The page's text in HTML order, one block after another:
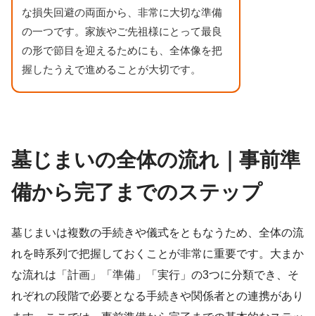
な損失回避の両面から、非常に大切な準備
の一つです。家族やご先祖様にとって最良
の形で節目を迎えるためにも、全体像を把
握したうえで進めることが大切です。
墓じまいの全体の流れ｜事前準
備から完了までのステップ
墓じまいは複数の手続きや儀式をともなうため、全体の流
れを時系列で把握しておくことが非常に重要です。大まか
な流れは「計画」「準備」「実行」の3つに分類でき、そ
れぞれの段階で必要となる手続きや関係者との連携があり